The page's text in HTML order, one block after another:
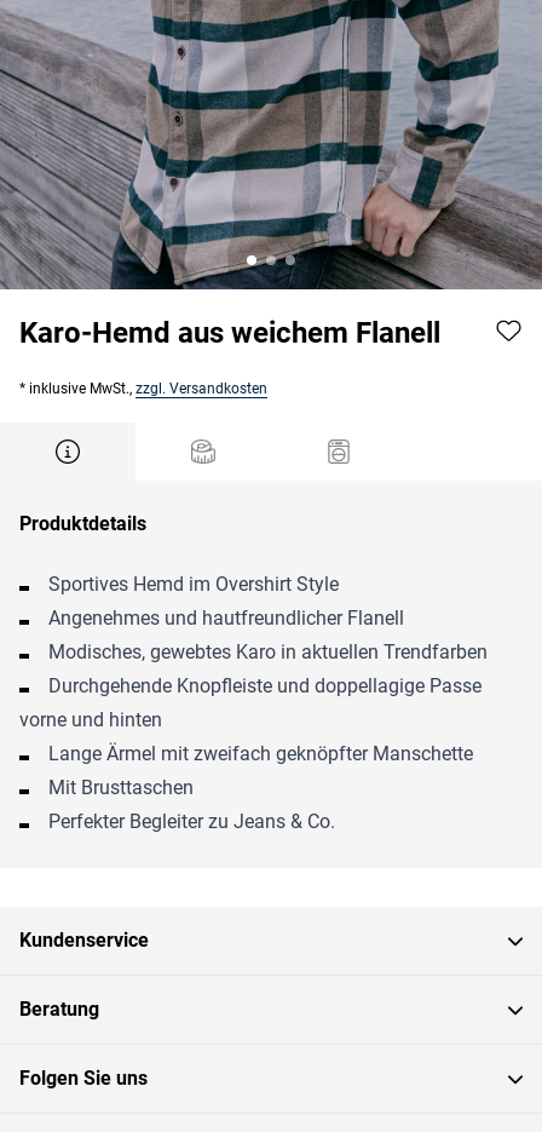
Karo-Hemd aus weichem Flanell
* inklusive MwSt., zzgl. Versandkosten
Produktdetails
Sportives Hemd im Overshirt Style
Angenehmes und hautfreundlicher Flanell
Modisches, gewebtes Karo in aktuellen Trendfarben
Durchgehende Knopfleiste und doppellagige Passe
vorne und hinten
Lange Ärmel mit zweifach geknöpfter Manschette
Mit Brusttaschen
Perfekter Begleiter zu Jeans & Co.
Kundenservice
Beratung
Folgen Sie uns